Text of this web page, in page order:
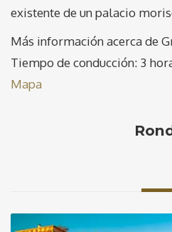
existente de un palacio
Más información acerca de
Tiempo de conducción: 3
Mapa